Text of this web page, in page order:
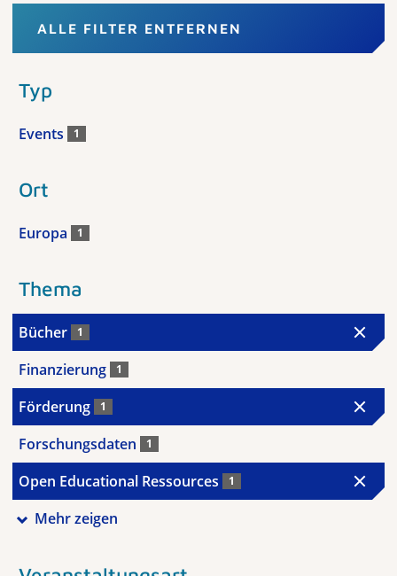
ALLE FILTER ENTFERNEN
Typ
Events 1
Ort
Europa 1
Thema
Bücher 1
Finanzierung 1
Förderung 1
Forschungsdaten 1
Open Educational Ressources 1
Mehr zeigen